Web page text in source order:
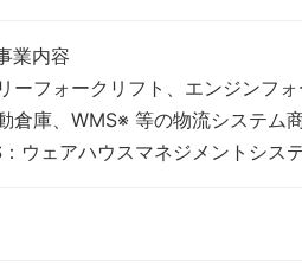
業内容
ーフォークリフト、エンジンフ
倉庫、WMS※ 等の物流システム
ウェアハウスマネジメントシス